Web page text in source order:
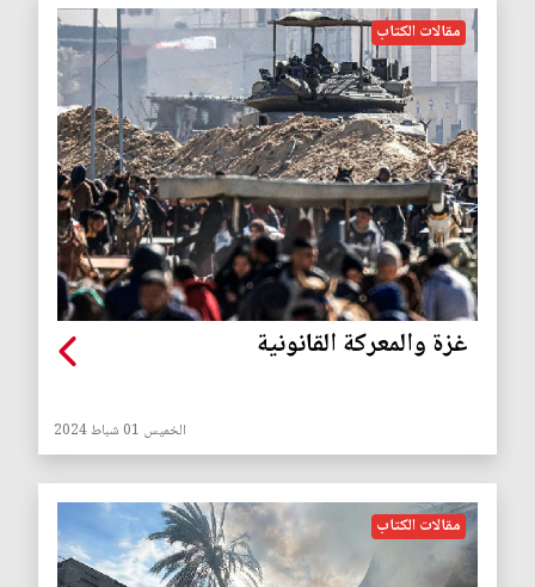
مقالات الكتاب
غزة والمعركة القانونية
الخميس 01 شباط 2024
مقالات الكتاب